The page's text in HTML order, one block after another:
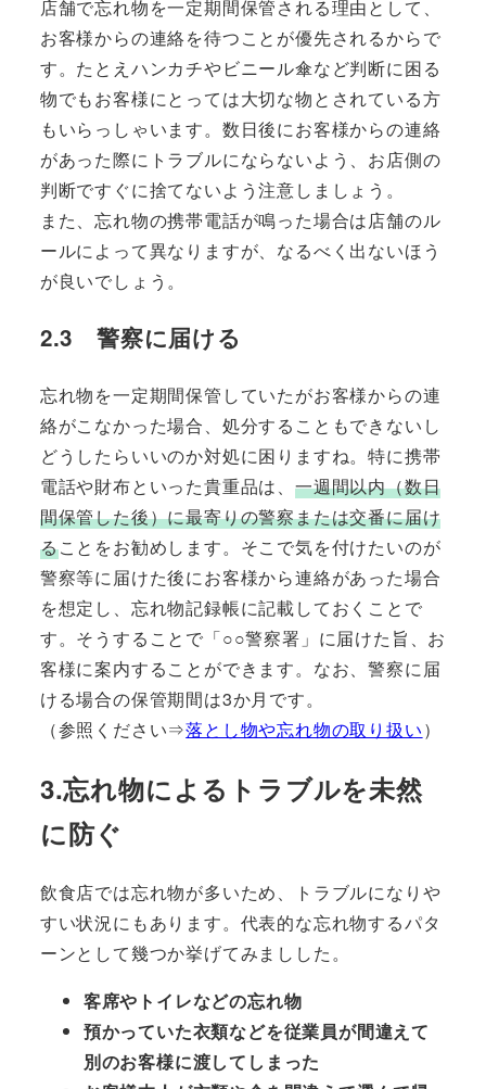
店舗で忘れ物を一定期間保管される理由として、
お客様からの連絡を待つことが優先されるからで
す。たとえハンカチやビニール傘など判断に困る
物でもお客様にとっては大切な物とされている方
もいらっしゃいます。数日後にお客様からの連絡
があった際にトラブルにならないよう、お店側の
判断ですぐに捨てないよう注意しましょう。
また、忘れ物の携帯電話が鳴った場合は店舗のル
ールによって異なりますが、なるべく出ないほう
が良いでしょう。
2.3 警察に届ける
忘れ物を一定期間保管していたがお客様からの連
絡がこなかった場合、処分することもできないし
どうしたらいいのか対処に困りますね。特に携帯
電話や財布といった貴重品は、 一週間以内（数日
間保管した後）に最寄りの警察または交番に届け
ることをお勧めします。そこで気を付けたいのが
警察等に届けた後にお客様から連絡があった場合
を想定し、忘れ物記録帳に記載しておくことで
す。そうすることで「○○警察署」に届けた旨、お
客様に案内することができます。なお、警察に届
ける場合の保管期間は3か月です。
（参照ください⇒落とし物や忘れ物の取り扱い）
3.忘れ物によるトラブルを未然
に防ぐ
飲食店では忘れ物が多いため、トラブルになりや
すい状況にもあります。代表的な忘れ物するパタ
ーンとして幾つか挙げてみましした。
客席やトイレなどの忘れ物
預かっていた衣類などを従業員が間違えて
別のお客様に渡してしまった